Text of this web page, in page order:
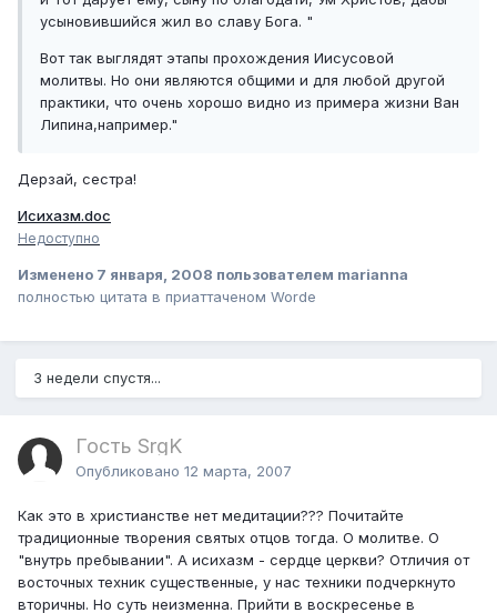
усыновившийся жил во славу Бога. "
Вот так выглядят этапы прохождения Иисусовой
молитвы. Но они являются общими и для любой другой
практики, что очень хорошо видно из примера жизни Ван
Липина,например."
Дерзай, сестра!
Исихазм.doc
Недоступно
Изменено 7 января, 2008 пользователем marianna
полностью цитата в приаттаченом Worde
3 недели спустя...
Гость SrgK
Опубликовано 12 марта, 2007
Как это в христианстве нет медитации??? Почитайте
традиционные творения святых отцов тогда. О молитве. О
"внутрь пребывании". А исихазм - сердце церкви? Отличия от
восточных техник существенные, у нас техники подчеркнуто
вторичны. Но суть неизменна. Прийти в воскресенье в